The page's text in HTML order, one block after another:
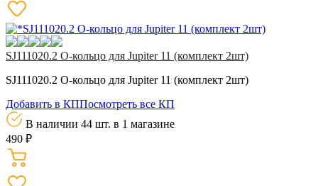
SJ111020.2 О-кольцо для Jupiter 11 (комплект 2шт)
SJ111020.2 О-кольцо для Jupiter 11 (комплект 2шт)
Добавить в КППосмотреть все КП
В наличии 44 шт. в 1 магазине
490 ₽